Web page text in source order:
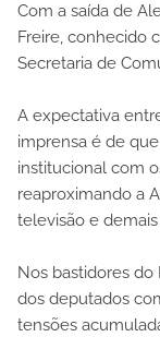
Com a saída de
Freire, conhecido
Secretaria de
A expectativa
imprensa é de
institucional com
reaproximando a
televisão e
Nos bastidores do
dos deputados
tensões